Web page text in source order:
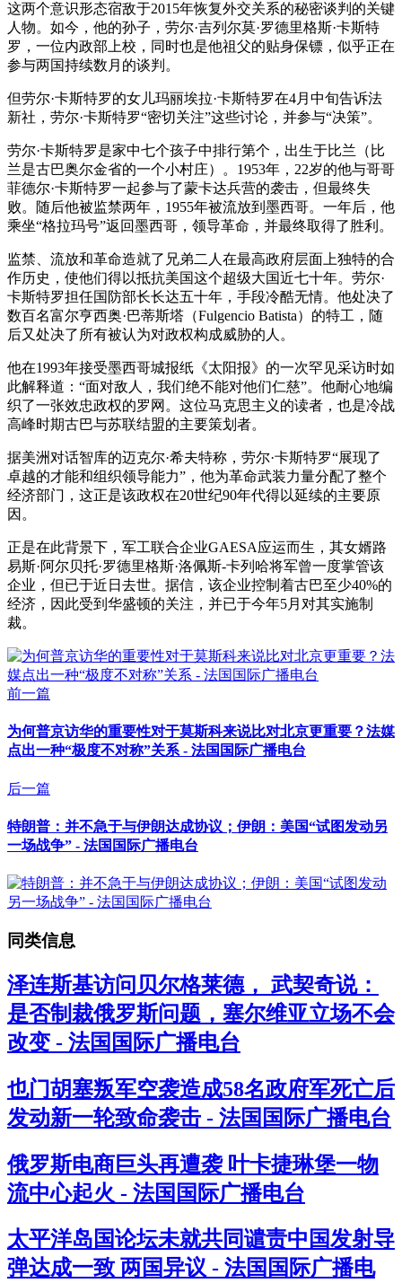
这两个意识形态宿敌于2015年恢复外交关系的秘密谈判的关键
人物。如今，他的孙子，劳尔·吉列尔莫·罗德里格斯·卡斯特
罗，一位内政部上校，同时也是他祖父的贴身保镖，似乎正在
参与两国持续数月的谈判。
但劳尔·卡斯特罗的女儿玛丽埃拉·卡斯特罗在4月中旬告诉法
新社，劳尔·卡斯特罗“密切关注”这些讨论，并参与“决策”。
劳尔·卡斯特罗是家中七个孩子中排行第个，出生于比兰（比
兰是古巴奥尔金省的一个小村庄）。1953年，22岁的他与哥哥
菲德尔·卡斯特罗一起参与了蒙卡达兵营的袭击，但最终失
败。随后他被监禁两年，1955年被流放到墨西哥。一年后，他
乘坐“格拉玛号”返回墨西哥，领导革命，并最终取得了胜利。
监禁、流放和革命造就了兄弟二人在最高政府层面上独特的合
作历史，使他们得以抵抗美国这个超级大国近七十年。劳尔·
卡斯特罗担任国防部长长达五十年，手段冷酷无情。他处决了
数百名富尔亨西奥·巴蒂斯塔（Fulgencio Batista）的特工，随
后又处决了所有被认为对政权构成威胁的人。
他在1993年接受墨西哥城报纸《太阳报》的一次罕见采访时如
此解释道：“面对敌人，我们绝不能对他们仁慈”。他耐心地编
织了一张效忠政权的罗网。这位马克思主义的读者，也是冷战
高峰时期古巴与苏联结盟的主要策划者。
据美洲对话智库的迈克尔·希夫特称，劳尔·卡斯特罗“展现了
卓越的才能和组织领导能力”，他为革命武装力量分配了整个
经济部门，这正是该政权在20世纪90年代得以延续的主要原
因。
正是在此背景下，军工联合企业GAESA应运而生，其女婿路
易斯·阿尔贝托·罗德里格斯·洛佩斯-卡列哈将军曾一度掌管该
企业，但已于近日去世。据信，该企业控制着古巴至少40%的
经济，因此受到华盛顿的关注，并已于今年5月对其实施制
裁。
前一篇
为何普京访华的重要性对于莫斯科来说比对北京更重要？法媒
点出一种“极度不对称”关系 - 法国国际广播电台
后一篇
特朗普：并不急于与伊朗达成协议；伊朗：美国“试图发动另
一场战争” - 法国国际广播电台
同类信息
泽连斯基访问贝尔格莱德， 武契奇说：
是否制裁俄罗斯问题，塞尔维亚立场不会
改变 - 法国国际广播电台
也门胡塞叛军空袭造成58名政府军死亡后
发动新一轮致命袭击 - 法国国际广播电台
俄罗斯电商巨头再遭袭 叶卡捷琳堡一物
流中心起火 - 法国国际广播电台
太平洋岛国论坛未就共同谴责中国发射导
弹达成一致 两国异议 - 法国国际广播电